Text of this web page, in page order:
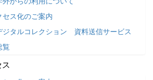
ス化のご案内
タルコレクション 資料送信サービス
覧